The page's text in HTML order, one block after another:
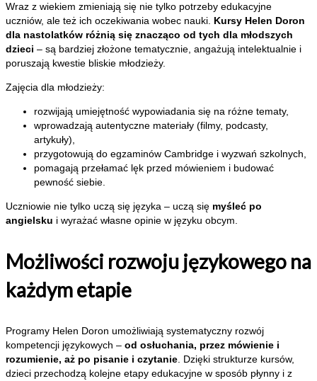
Wraz z wiekiem zmieniają się nie tylko potrzeby edukacyjne
uczniów, ale też ich oczekiwania wobec nauki. Kursy Helen Doron
dla nastolatków różnią się znacząco od tych dla młodszych
dzieci – są bardziej złożone tematycznie, angażują intelektualnie i
poruszają kwestie bliskie młodzieży.
Zajęcia dla młodzieży:
rozwijają umiejętność wypowiadania się na różne tematy,
wprowadzają autentyczne materiały (filmy, podcasty,
artykuły),
przygotowują do egzaminów Cambridge i wyzwań szkolnych,
pomagają przełamać lęk przed mówieniem i budować
pewność siebie.
Uczniowie nie tylko uczą się języka – uczą się myśleć po
angielsku i wyrażać własne opinie w języku obcym.
Możliwości rozwoju językowego na
każdym etapie
Programy Helen Doron umożliwiają systematyczny rozwój
kompetencji językowych – od osłuchania, przez mówienie i
rozumienie, aż po pisanie i czytanie. Dzięki strukturze kursów,
dzieci przechodzą kolejne etapy edukacyjne w sposób płynny i z